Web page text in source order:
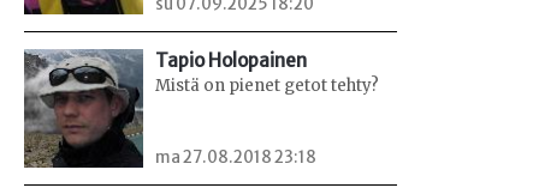
Tapio Holopainen
Mistä on pienet getot tehty?
ma 27.08.2018 23:18